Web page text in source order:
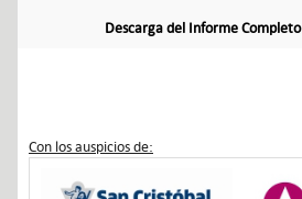
Descarga del Informe Completo
Con los auspicios de: